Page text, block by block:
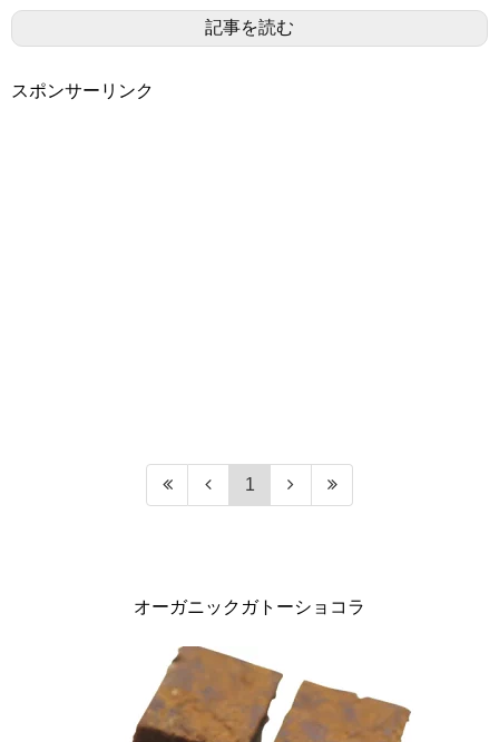
記事を読む
スポンサーリンク
1
オーガニックガトーショコラ